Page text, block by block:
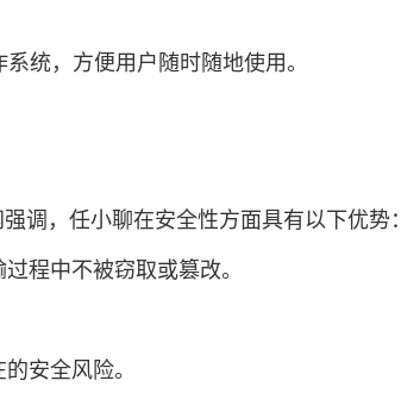
统，方便用户随时随地使用。
调，任小聊在安全性方面具有以下优势：
程中不被窃取或篡改。
安全风险。